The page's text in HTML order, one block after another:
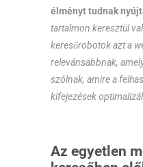
élményt tudnak
tartalmon keresztül
keresőrobotok azt a
relevánsabbnak,
szólnak, amire a
kifejezések
Az egyetlen